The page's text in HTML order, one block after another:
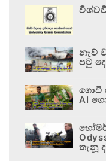
නැව්
පටු
ගොවි
AI
තැනූ